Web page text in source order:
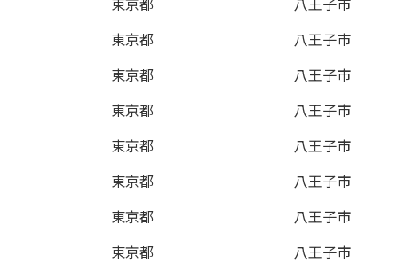
東京都 八王子市
東京都 八王子市
東京都 八王子市
東京都 八王子市
東京都 八王子市
東京都 八王子市
東京都 八王子市
東京都 八王子市